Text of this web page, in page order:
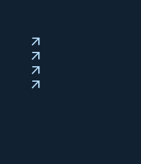
arrow_outward
arrow_outward
arrow_outward
arrow_outward